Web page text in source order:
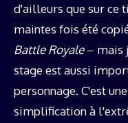
d'ailleurs que sur ce
maintes fois été
Battle Royale– mais
stage est aussi
personnage. C'est
simplification à